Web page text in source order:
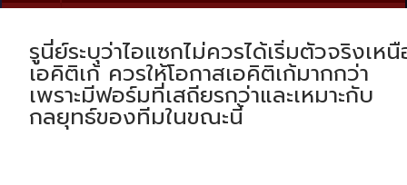
รูนี่ย์ระบุว่าไอแซกไม่ควรได้เริ่มตัวจริงเห
เอคิติเก้ ควรให้โอกาสเอคิติเก้มากกว่า
เพราะมีฟอร์มที่เสถียรกว่าและเหมาะกับ
กลยุทธ์ของทีมในขณะนี้